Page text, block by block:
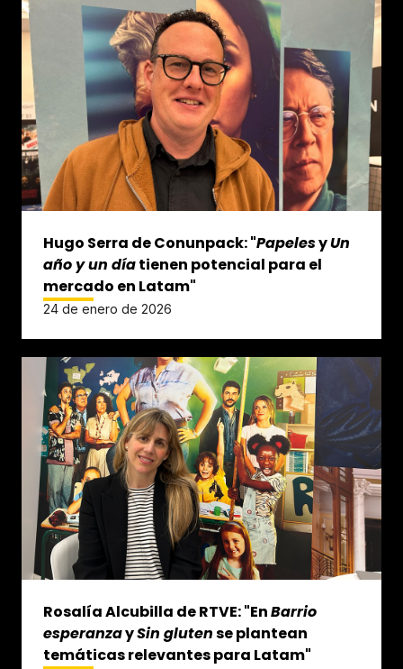
Hugo Serra de Conunpack: "PapelesyUn
año y un díatienen potencial para el
mercado en Latam"
24 de enero de 2026
Rosalía Alcubilla de RTVE: "EnBarrio
esperanzaySin glutense plantean
temáticas relevantes para Latam"